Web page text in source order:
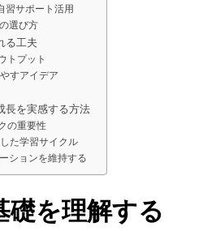
習サポート活用
選び方
る工夫
トプット
すアイデア
長を実感する方法
の重要性
た学習サイクル
ションを維持する
礎を理解する